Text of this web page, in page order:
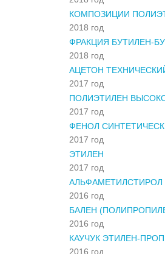
КОМПОЗИЦИИ
2018 год
ФРАКЦИЯ БУТИЛЕН-
2018 год
АЦЕТОН
2017 год
ПОЛИЭТИЛЕН
2017 год
ФЕНОЛ
2017 год
ЭТИЛЕН
2017 год
АЛЬФАМЕТИЛСТИРОЛ
2016 год
БАЛЕН
2016 год
КАУЧУК ЭТИЛЕН-
2016 год